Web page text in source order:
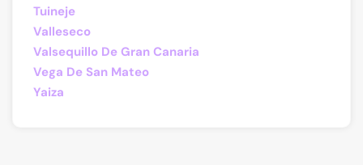
Tuineje
Valleseco
Valsequillo De Gran Canaria
Vega De San Mateo
Yaiza